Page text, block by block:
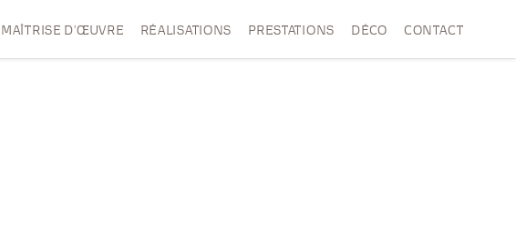
MAÎTRISE D’ŒUVRE RÉALISATIONS PRESTATIONS DÉCO CONTACT